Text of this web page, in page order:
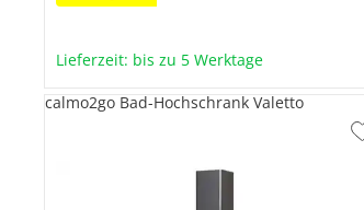
Lieferzeit: bis zu 5 Werktage
calmo2go Bad-Hochschrank Valetto